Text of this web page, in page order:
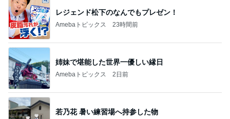
レジェンド松下のなんでもプレゼン！
Amebaトピックス 23時間前
姉妹で堪能した世界一優しい縁日
Amebaトピックス 2日前
若乃花 暑い練習場へ持参した物